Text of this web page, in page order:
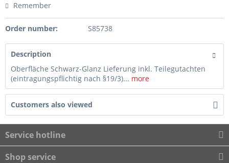
Remember
Order number: S85738
Description
Oberfläche Schwarz-Glanz Lieferung inkl. Teilegutachten
(eintragungspflichtig nach §19/3)... more
Customers also viewed
Service hotline
Shop service